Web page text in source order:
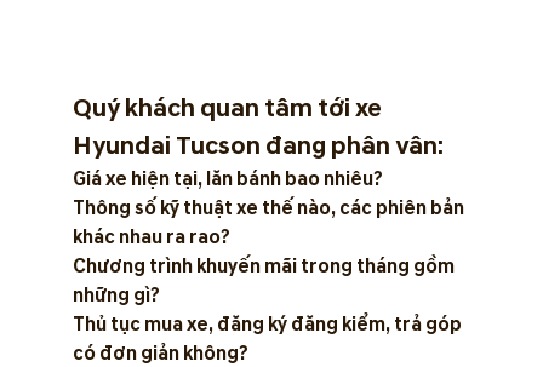
Quý khách quan tâm tới xe
Hyundai Tucson đang phân vân:
Giá xe hiện tại, lăn bánh bao nhiêu?
Thông số kỹ thuật xe thế nào, các phiên bản
khác nhau ra rao?
Chương trình khuyến mãi trong tháng gồm
những gì?
Thủ tục mua xe, đăng ký đăng kiểm, trả góp
có đơn giản không?